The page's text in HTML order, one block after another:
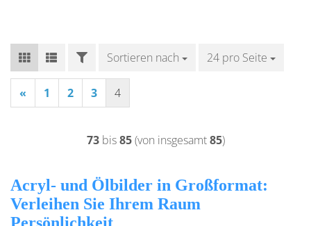
FILTERSortieren nach
Sortieren nach 24 pro Seite
pro Seite
« 1 2 3 4
73bis85(von insgesamt85)
Acryl- und Ölbilder in Großformat:
Verleihen Sie Ihrem Raum